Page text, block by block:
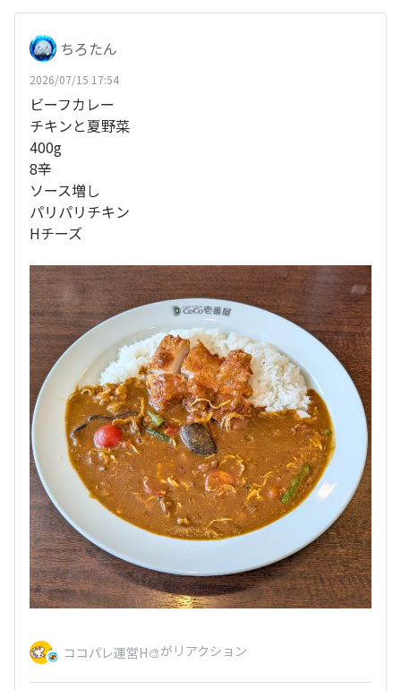
ちろたん
2026/07/15 17:54
ビーフカレー
チキンと夏野菜
400g
8辛
ソース増し
パリパリチキン
Hチーズ
ココパレ運営H🎨がリアクション